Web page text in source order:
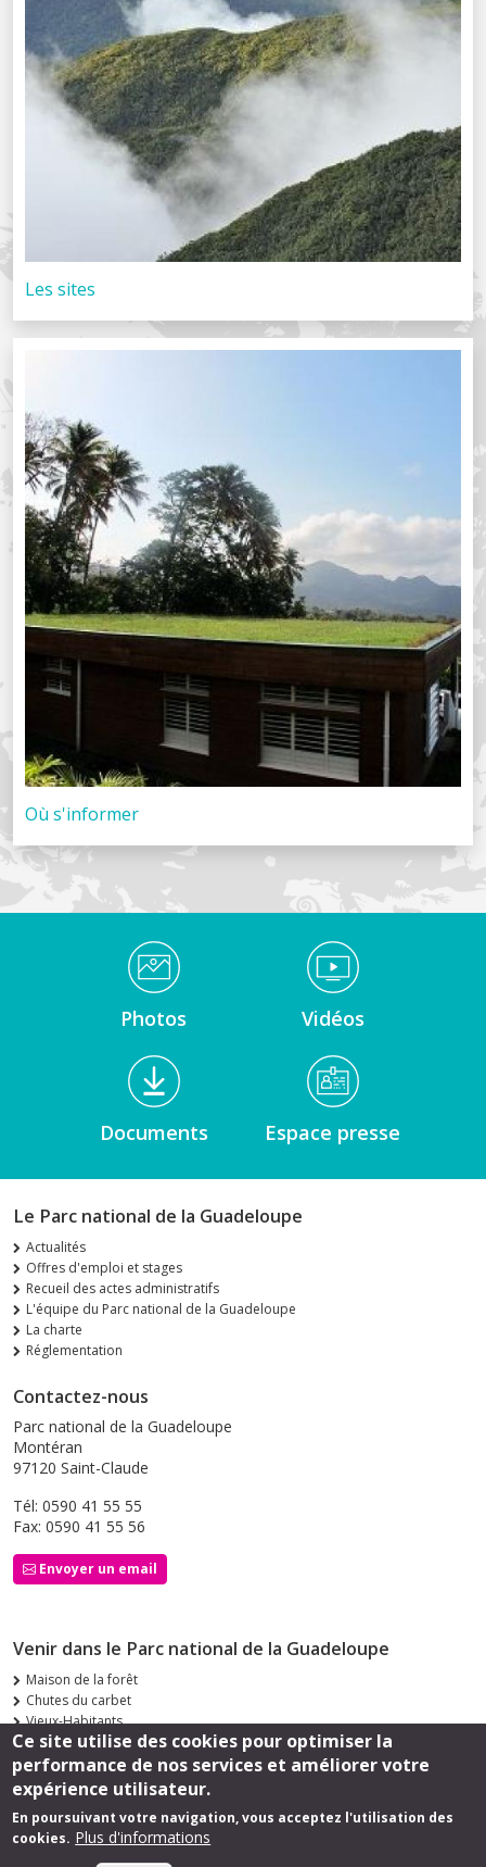
Les sites
Où s'informer
Médiathèque Footer
Photos Vidéos
Documents Espace presse
Le Parc national de la Guadeloupe
Actualités
Offres d'emploi et stages
Recueil des actes administratifs
L'équipe du Parc national de la Guadeloupe
La charte
Réglementation
Contactez-nous
Parc national de la Guadeloupe
Montéran
97120 Saint-Claude
Tél: 0590 41 55 55
Fax: 0590 41 55 56
Envoyer un email
Venir dans le Parc national de la Guadeloupe
Maison de la forêt
Chutes du carbet
Vieux-Habitants
Siège de Saint-Claude
Suivez-nous
Ce site utilise des cookies pour optimiser la
performance de nos services et améliorer votre
expérience utilisateur.
En poursuivant votre navigation, vous acceptez l'utilisation des
cookies. Plus d'informations